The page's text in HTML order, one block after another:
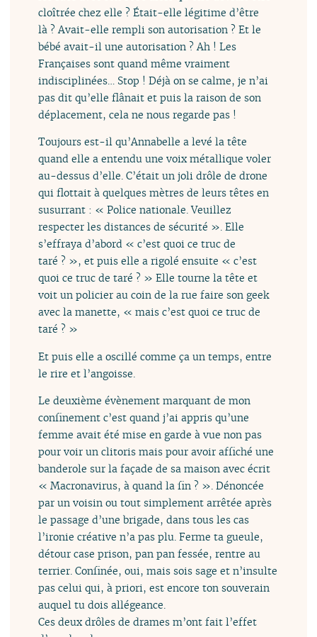
cloîtrée chez elle ? Était-elle légitime d’être
là ? Avait-elle rempli son autorisation ? Et le
bébé avait-il une autorisation ? Ah ! Les
Françaises sont quand même vraiment
indisciplinées… Stop ! Déjà on se calme, je n’ai
pas dit qu’elle flânait et puis la raison de son
déplacement, cela ne nous regarde pas !
Toujours est-il qu’Annabelle a levé la tête
quand elle a entendu une voix métallique voler
au-dessus d’elle. C’était un joli drôle de drone
qui flottait à quelques mètres de leurs têtes en
susurrant : « Police nationale. Veuillez
respecter les distances de sécurité ». Elle
s’effraya d’abord « c’est quoi ce truc de
taré ? », et puis elle a rigolé ensuite « c’est
quoi ce truc de taré ? » Elle tourne la tête et
voit un policier au coin de la rue faire son geek
avec la manette, « mais c’est quoi ce truc de
taré ? »
Et puis elle a oscillé comme ça un temps, entre
le rire et l’angoisse.
Le deuxième évènement marquant de mon
confinement c’est quand j’ai appris qu’une
femme avait été mise en garde à vue non pas
pour voir un clitoris mais pour avoir affiché une
banderole sur la façade de sa maison avec écrit
« Macronavirus, à quand la fin ? ». Dénoncée
par un voisin ou tout simplement arrêtée après
le passage d’une brigade, dans tous les cas
l’ironie créative n’a pas plu. Ferme ta gueule,
détour case prison, pan pan fessée, rentre au
terrier. Confinée, oui, mais sois sage et n’insulte
pas celui qui, à priori, est encore ton souverain
auquel tu dois allégeance.
Ces deux drôles de drames m’ont fait l’effet